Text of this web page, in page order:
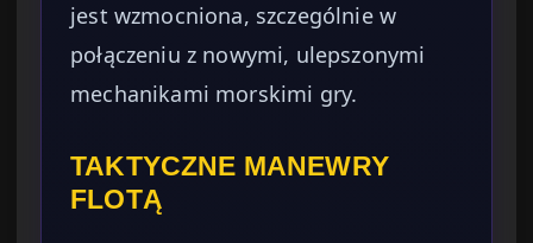
jest wzmocniona, szczególnie w
połączeniu z nowymi, ulepszonymi
mechanikami morskimi gry.
TAKTYCZNE MANEWRY
FLOTĄ